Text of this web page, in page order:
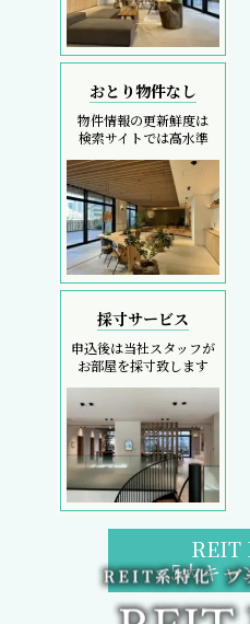
おとり物件なし
物件情報の更新鮮度は
検索サイトでは高水準
採寸サービス
申込後は当社スタッフが
お部屋を採寸致します
REIT
5大キャ